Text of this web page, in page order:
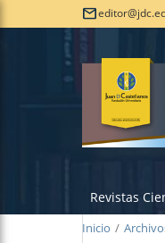
mail
Revistas
Inicio /